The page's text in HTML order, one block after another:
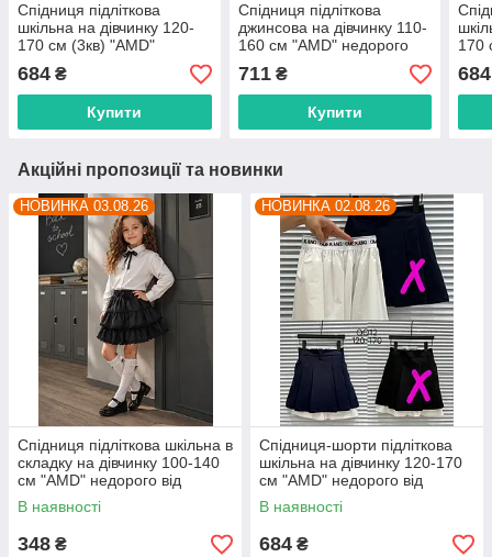
Спідниця підліткова
шкільна на дівчинку 120-
170 см (3кв) "AMD"
недорого від прямого
постачальника
684 ₴
Купити
Спідниця підліткова
джинсова на дівчинку 110-
160 см "AMD" недорого
від прямого
постачальника
711₴
Купити
170
від
684
Акційні пропозиції та новинки
НОВИНКА 03.08.26
Спідниця підліткова шкільна в
складку на дівчинку 100-140
см "AMD" недорого від
прямого постачальника
В наявності
348 ₴
НОВИНКА 02.08.26
Спідниця-шорти підліткова
шкільна на дівчинку 120-170
см "AMD" недорого від
прямого постачальника
В наявності
684 ₴